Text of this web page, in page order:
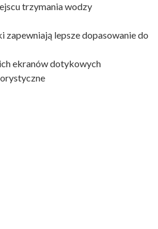
trzymania wodzy
zapewniają lepsze dopasowanie do
ekranów dotykowych